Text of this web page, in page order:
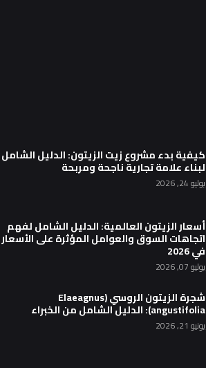
كيفية بدء مشروع زيت الزيتون: الدليل الشامل
لبناء علامة تجارية ناجحة ومربحة
يوليو 24, 2026
أسعار الزيتون العالمية: الدليل الشامل لفهم
اتجاهات السوق والعوامل المؤثرة على الأسعار
في 2026
يوليو 07, 2026
شجرة الزيتون الروسي (Elaeagnus
angustifolia): الدليل الشامل من الخبراء
يونيو 21, 2026